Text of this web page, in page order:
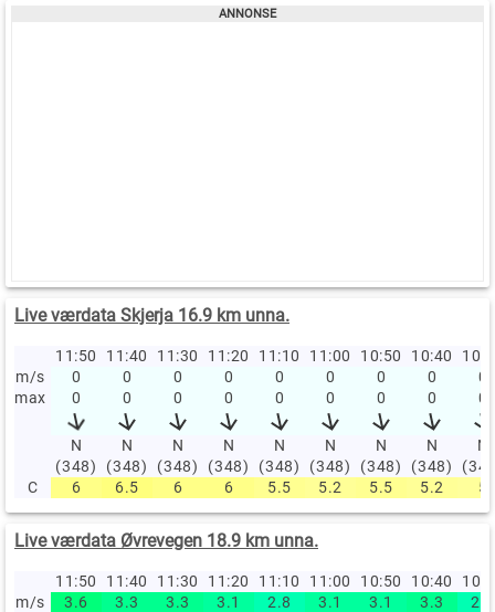
Live værdata Skjerja 16.9 km unna.
11:50 11:40 11:30 11:20 11:10 11:00 10:50 10:40
m/s
0 0 0 0 0 0 0 0
0
max
0 0 0 0 0 0 0 0 0
N
(348)
N
(348)
N
(348)
N
(348)
N
(348)
N
(348)
N
(348)
N
(348)
N
C
6 6.5 6 6 5.5 5.2 5.5 5.2 5
Live værdata Øvrevegen 18.9 km unna.
11:50 11:40 11:30 11:20 11:10 11:00 10:50 10:40
m/s
3.6 3.3 3.3 3.1 2.8 3.1 3.1 3.3
2.8